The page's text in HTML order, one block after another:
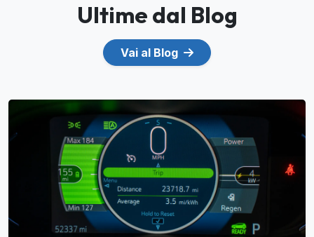
Ultime dal Blog
Vai al Blog